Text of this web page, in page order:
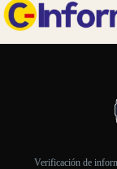
Verificación de